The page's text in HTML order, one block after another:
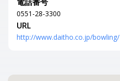
0551-28-3300
URL
http://www.daitho.co.jp/bowling/